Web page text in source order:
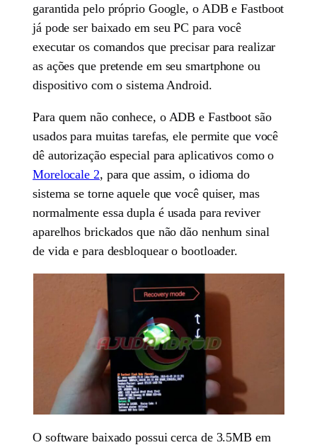
garantida pelo próprio Google, o ADB e Fastboot
já pode ser baixado em seu PC para você
executar os comandos que precisar para realizar
as ações que pretende em seu smartphone ou
dispositivo com o sistema Android.
Para quem não conhece, o ADB e Fastboot são
usados para muitas tarefas, ele permite que você
dê autorização especial para aplicativos como o
Morelocale 2, para que assim, o idioma do
sistema se torne aquele que você quiser, mas
normalmente essa dupla é usada para reviver
aparelhos brickados que não dão nenhum sinal
de vida e para desbloquear o bootloader.
O software baixado possui cerca de 3.5MB em